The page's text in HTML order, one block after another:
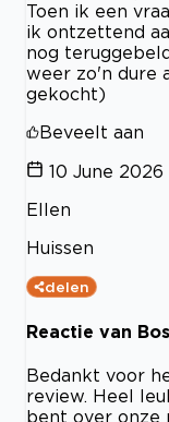
Toen ik een
ik ontzettend
nog
weer zo'n dure
gekocht)
Beveelt aan
10 June 2026
Ellen
Huissen
delen
Reactie van
Bedankt voor
review. Heel
bent over onze